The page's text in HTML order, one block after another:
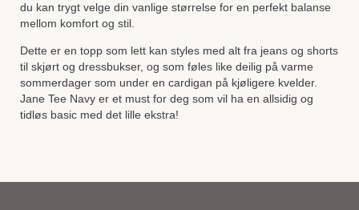
du kan trygt velge din vanlige størrelse for en perfekt balanse
mellom komfort og stil.
Dette er en topp som lett kan styles med alt fra jeans og shorts
til skjørt og dressbukser, og som føles like deilig på varme
sommerdager som under en cardigan på kjøligere kvelder.
Jane Tee Navy er et must for deg som vil ha en allsidig og
tidløs basic med det lille ekstra!